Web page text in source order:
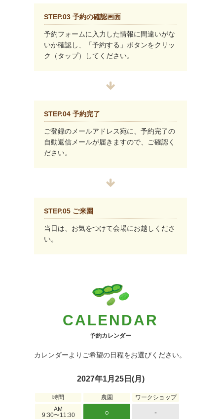
STEP.03 予約の確認画面
予約フォームに入力した情報に間違いがな
いか確認し、「予約する」ボタンをクリッ
ク（タップ）してください。
STEP.04 予約完了
ご登録のメールアドレス宛に、予約完了の
自動返信メールが届きますので、ご確認く
ださい。
STEP.05 ご来園
当日は、お気をつけて会場にお越しくださ
い。
CALENDAR
予約カレンダー
カレンダーよりご希望の日程をお選びください。
2027年1月25日(月)
時間 農園
ワークショップ
AM
9:30〜11:30
○ -